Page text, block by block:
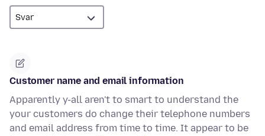
Customer name and email information
Apparently y-all aren't to smart to understand the
your customers do change their telephone numbers
and email address from time to time. It appear to be